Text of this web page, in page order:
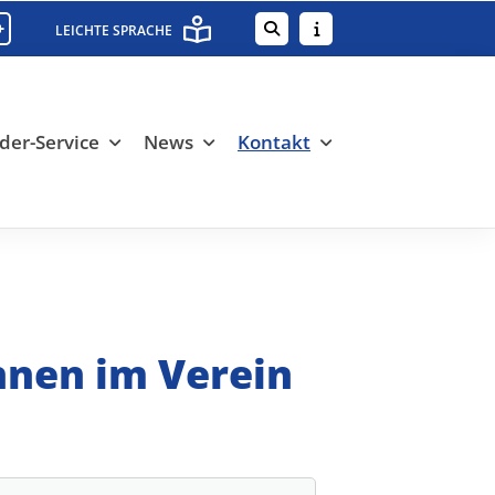
LEICHTE SPRACHE
Service News Kontakt
im Verein